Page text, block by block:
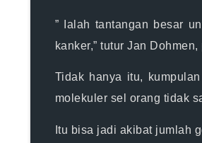
” Ialah tantangan besar
kanker,” tutur Jan
Tidak hanya itu, kumpulan
molekuler sel orang tidak
Itu bisa jadi akibat jumlah